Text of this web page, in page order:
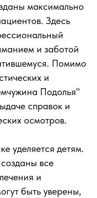
максимально
Здесь
и заботой
Помимо
и
Подолья"
справок и
осмотров.
уделяется детям.
все
и
быть уверены,